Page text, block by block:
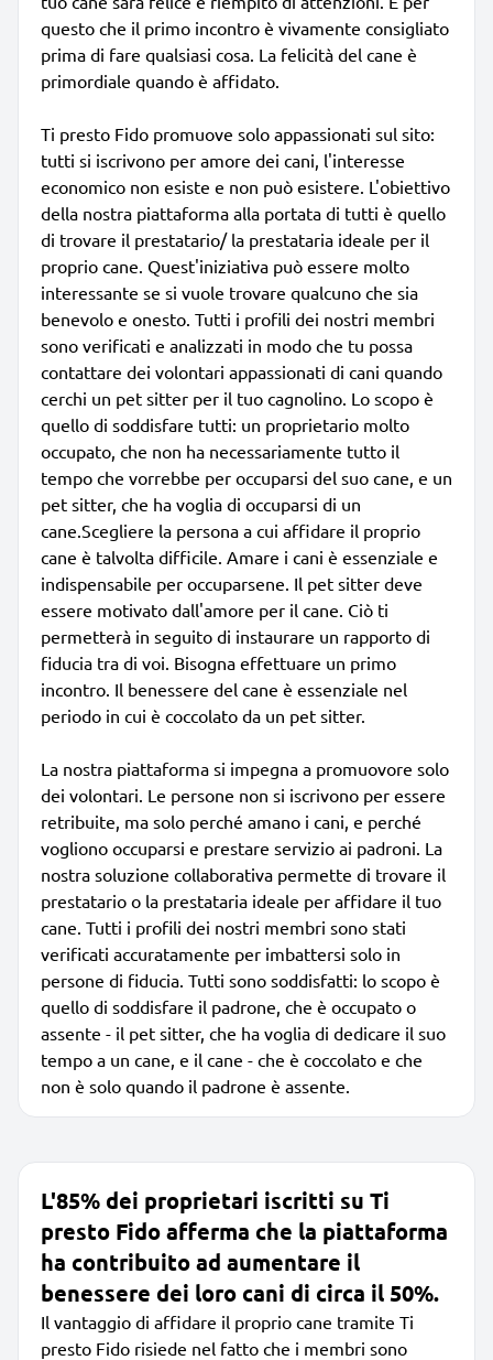
questo che il primo incontro è vivamente consigliato
prima di fare qualsiasi cosa. La felicità del cane è
primordiale quando è affidato.
Ti presto Fido promuove solo appassionati sul sito:
tutti si iscrivono per amore dei cani, l'interesse
economico non esiste e non può esistere. L'obiettivo
della nostra piattaforma alla portata di tutti è quello
di trovare il prestatario/ la prestataria ideale per il
proprio cane. Quest'iniziativa può essere molto
interessante se si vuole trovare qualcuno che sia
benevolo e onesto. Tutti i profili dei nostri membri
sono verificati e analizzati in modo che tu possa
contattare dei volontari appassionati di cani quando
cerchi un pet sitter per il tuo cagnolino. Lo scopo è
quello di soddisfare tutti: un proprietario molto
occupato, che non ha necessariamente tutto il
tempo che vorrebbe per occuparsi del suo cane, e un
pet sitter, che ha voglia di occuparsi di un
cane.Scegliere la persona a cui affidare il proprio
cane è talvolta difficile. Amare i cani è essenziale e
indispensabile per occuparsene. Il pet sitter deve
essere motivato dall'amore per il cane. Ciò ti
permetterà in seguito di instaurare un rapporto di
fiducia tra di voi. Bisogna effettuare un primo
incontro. Il benessere del cane è essenziale nel
periodo in cui è coccolato da un pet sitter.
La nostra piattaforma si impegna a promuovore solo
dei volontari. Le persone non si iscrivono per essere
retribuite, ma solo perché amano i cani, e perché
vogliono occuparsi e prestare servizio ai padroni. La
nostra soluzione collaborativa permette di trovare il
prestatario o la prestataria ideale per affidare il tuo
cane. Tutti i profili dei nostri membri sono stati
verificati accuratamente per imbattersi solo in
persone di fiducia. Tutti sono soddisfatti: lo scopo è
quello di soddisfare il padrone, che è occupato o
assente - il pet sitter, che ha voglia di dedicare il suo
tempo a un cane, e il cane - che è coccolato e che
non è solo quando il padrone è assente.
L'85% dei proprietari iscritti su Ti
presto Fido afferma che la piattaforma
ha contribuito ad aumentare il
benessere dei loro cani di circa il 50%.
Il vantaggio di affidare il proprio cane tramite Ti
presto Fido risiede nel fatto che i membri sono